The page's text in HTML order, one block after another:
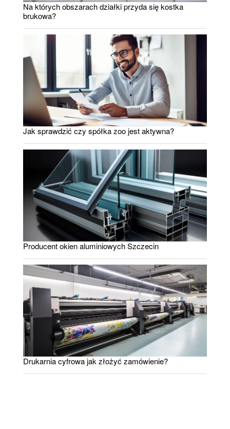
Na których obszarach działki przyda się kostka
brukowa?
Jak sprawdzić czy spółka zoo jest aktywna?
Producent okien aluminiowych Szczecin
Drukarnia cyfrowa jak złożyć zamówienie?